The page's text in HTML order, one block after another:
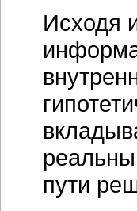
Исходя
пути